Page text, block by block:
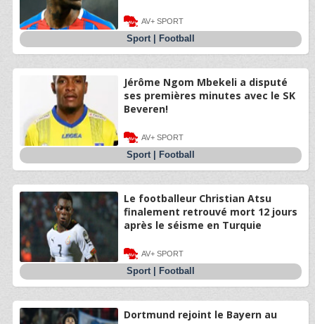
AV+ SPORT
Sport| Football
Jérôme Ngom Mbekeli a disputé
ses premières minutes avec le SK
Beveren!
AV+ SPORT
Sport| Football
Le footballeur Christian Atsu
finalement retrouvé mort 12 jours
après le séisme en Turquie
AV+ SPORT
Sport| Football
Dortmund rejoint le Bayern au